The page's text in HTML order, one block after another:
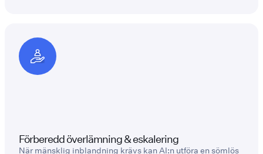
Förberedd överlämning & eskalering
När mänsklig inblandning krävs kan AI:n utföra en sömlös